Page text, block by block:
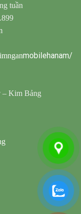
tuần
mobilehanam/
– Kim Bảng